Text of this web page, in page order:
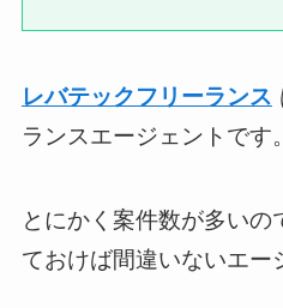
レバテックフリーランス
ランスエージェントです。
とにかく案件数が多いの
ておけば間違いないエー